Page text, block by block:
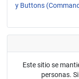
y Buttons
Este sitio se
personas.